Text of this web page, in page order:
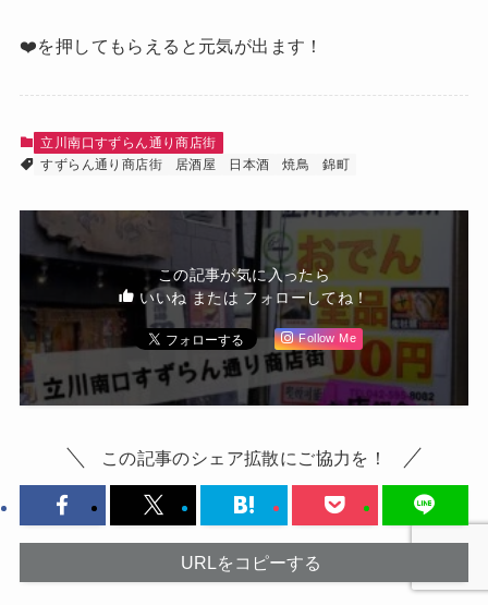
❤️を押してもらえると元気が出ます！
立川南口すずらん通り商店街
すずらん通り商店街
居酒屋 日本酒 焼鳥 錦町
この記事が気に入ったら
いいね または フォローしてね！
Follow Me
この記事のシェア拡散にご協力を！
URLをコピーする